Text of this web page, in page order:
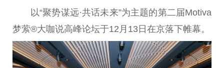
以“聚势谋远·共话未来”为主题的第二届Motiva
梦萦®大咖说高峰论坛于12月13日在京落下帷幕。